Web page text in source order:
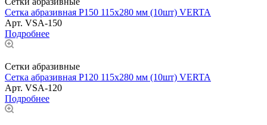
Сетка абразивная Р150 115х280 мм (10шт) VERTA
Арт. VSA-150
Подробнее
Сетки абразивные
Сетка абразивная Р120 115х280 мм (10шт) VERTA
Арт. VSA-120
Подробнее